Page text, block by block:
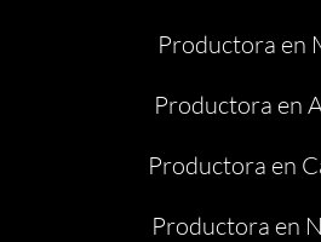
Productora en
Productora en
Productora en
Productora en